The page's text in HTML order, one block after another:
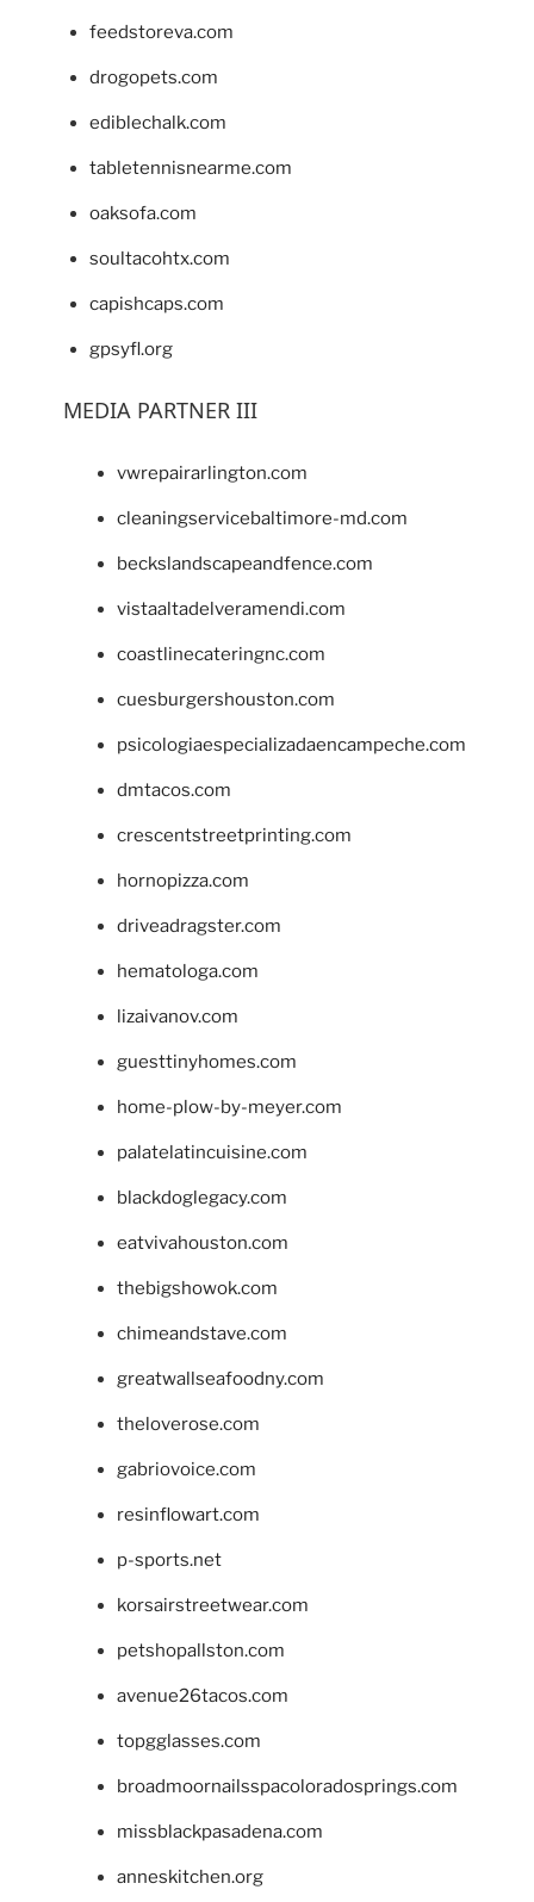
feedstoreva.com
drogopets.com
ediblechalk.com
tabletennisnearme.com
oaksofa.com
soultacohtx.com
capishcaps.com
gpsyfl.org
MEDIA PARTNER III
vwrepairarlington.com
cleaningservicebaltimore-md.com
beckslandscapeandfence.com
vistaaltadelveramendi.com
coastlinecateringnc.com
cuesburgershouston.com
psicologiaespecializadaencampeche.com
dmtacos.com
crescentstreetprinting.com
hornopizza.com
driveadragster.com
hematologa.com
lizaivanov.com
guesttinyhomes.com
home-plow-by-meyer.com
palatelatincuisine.com
blackdoglegacy.com
eatvivahouston.com
thebigshowok.com
chimeandstave.com
greatwallseafoodny.com
theloverose.com
gabriovoice.com
resinflowart.com
p-sports.net
korsairstreetwear.com
petshopallston.com
avenue26tacos.com
topgglasses.com
broadmoornailsspacoloradosprings.com
missblackpasadena.com
anneskitchen.org